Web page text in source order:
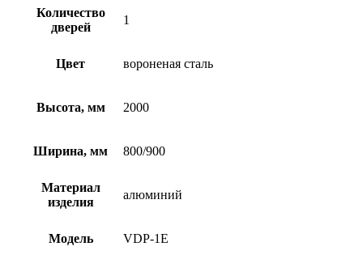
Количество
дверей
1
Цвет вороненая сталь
Высота, мм 2000
Ширина, мм 800/900
Материал
изделия
алюминий
Модель VDP-1E